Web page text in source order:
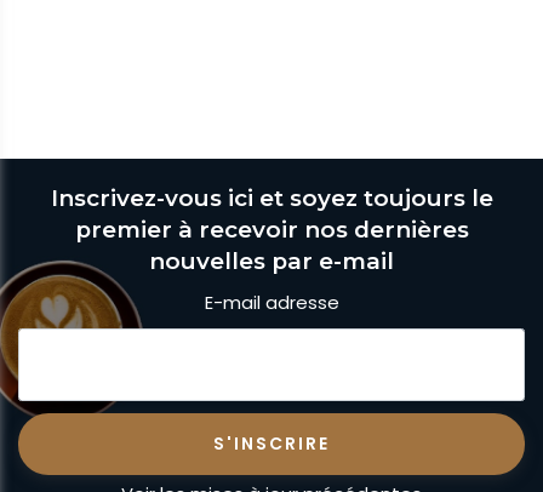
Inscrivez-vous ici et soyez toujours le
premier à recevoir nos dernières
nouvelles par e-mail
E-mail adresse